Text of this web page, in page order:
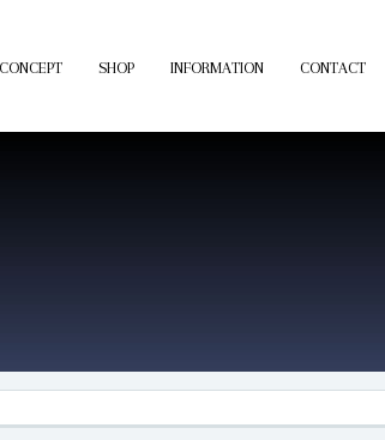
CONCEPT SHOP INFORMATION CONTACT